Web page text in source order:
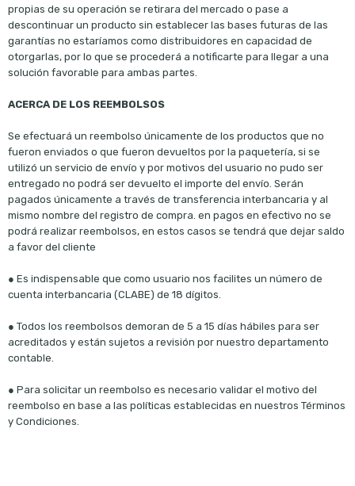
propias de su operación se retirara del mercado o pase a
descontinuar un producto sin establecer las bases futuras de las
garantías no estaríamos como distribuidores en capacidad de
otorgarlas, por lo que se procederá a notificarte para llegar a una
solución favorable para ambas partes.
ACERCA DE LOS REEMBOLSOS
Se efectuará un reembolso únicamente de los productos que no
fueron enviados o que fueron devueltos por la paquetería, si se
utilizó un servicio de envío y por motivos del usuario no pudo ser
entregado no podrá ser devuelto el importe del envío. Serán
pagados únicamente a través de transferencia interbancaria y al
mismo nombre del registro de compra. en pagos en efectivo no se
podrá realizar reembolsos, en estos casos se tendrá que dejar saldo
a favor del cliente
● Es indispensable que como usuario nos facilites un número de
cuenta interbancaria (CLABE) de 18 dígitos.
● Todos los reembolsos demoran de 5 a 15 días hábiles para ser
acreditados y están sujetos a revisión por nuestro departamento
contable.
● Para solicitar un reembolso es necesario validar el motivo del
reembolso en base a las políticas establecidas en nuestros Términos
y Condiciones.